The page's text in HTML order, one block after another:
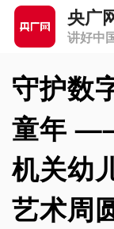
央广
讲好中
守护数
童年
机关幼
艺术周